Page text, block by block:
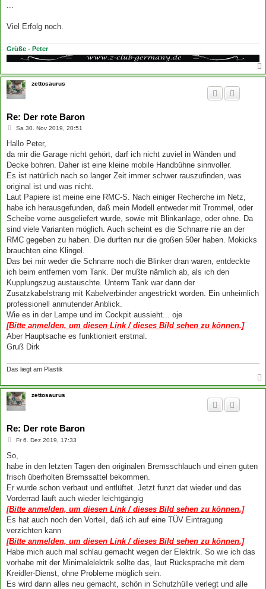
...
Viel Erfolg noch.
Grüße - Peter
zettosaurus
Re: Der rote Baron
B
i
r
a
Sa 30. Nov 2019, 20:51
Hallo Peter,
da mir die Garage nicht gehört, darf ich nicht zuviel in Wänden und
Decke bohren. Daher ist eine kleine mobile Handbühne sinnvoller.
Es ist natürlich nach so langer Zeit immer schwer rauszufinden, was
original ist und was nicht.
Laut Papiere ist meine eine RMC-S. Nach einiger Recherche im Netz,
habe ich herausgefunden, daß mein Modell entweder mit Trommel, oder
Scheibe vorne ausgeliefert wurde, sowie mit Blinkanlage, oder ohne. Da
sind viele Varianten möglich. Auch scheint es die Schnarre nie an der
RMC gegeben zu haben. Die durften nur die großen 50er haben. Mokicks
brauchten eine Klingel.
Das bei mir weder die Schnarre noch die Blinker dran waren, entdeckte
ich beim entfernen vom Tank. Der mußte nämlich ab, als ich den
Kupplungszug austauschte. Unterm Tank war dann der
Zusatzkabelstrang mit Kabelverbinder angestrickt worden. Ein unheimlich
professionell anmutender Anblick.
Wie es in der Lampe und im Cockpit aussieht... oje
[Bitte anmelden, um diesen Link / dieses Bild sehen zu können.]
Aber Hauptsache es funktioniert erstmal.
Gruß Dirk
Das liegt am Plastik
zettosaurus
Re: Der rote Baron
B
i
r
a
Fr 6. Dez 2019, 17:33
So,
habe in den letzten Tagen den originalen Bremsschlauch und einen guten
frisch überholten Bremssattel bekommen.
Er wurde schon verbaut und entlüftet. Jetzt funzt dat wieder und das
Vorderrad läuft auch wieder leichtgängig
[Bitte anmelden, um diesen Link / dieses Bild sehen zu können.]
Es hat auch noch den Vorteil, daß ich auf eine TÜV Eintragung
verzichten kann
[Bitte anmelden, um diesen Link / dieses Bild sehen zu können.]
Habe mich auch mal schlau gemacht wegen der Elektrik. So wie ich das
vorhabe mit der Minimalelektrik sollte das, laut Rücksprache mit dem
Kreidler-Dienst, ohne Probleme möglich sein.
Es wird dann alles neu gemacht, schön in Schutzhülle verlegt und alle